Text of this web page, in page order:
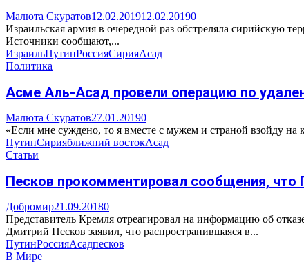
Малюта Скуратов12.02.201912.02.20190
Израильская армия в очередной раз обстреляла сирийскую
Источники сообщают,...
ИзраильПутинРоссияСирияАсад
Политика
Асме Аль-Асад провели операцию по
Малюта Скуратов27.01.20190
«Если мне суждено, то я вместе с мужем и страной взойду
ПутинСирияближний востокАсад
Статьи
Песков прокомментировал сообщения, что
Добромир21.09.20180
Представитель Кремля отреагировал на информацию об
Дмитрий Песков заявил, что распространившаяся в...
ПутинРоссияАсадпесков
В Мире